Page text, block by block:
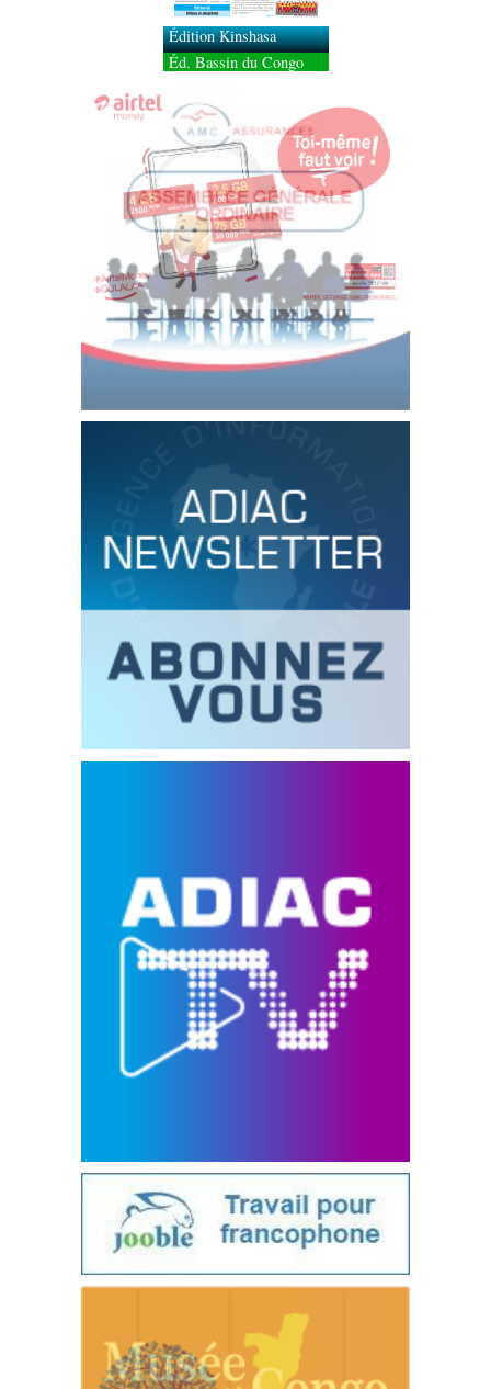
Édition Kinshasa
Éd. Bassin du Congo